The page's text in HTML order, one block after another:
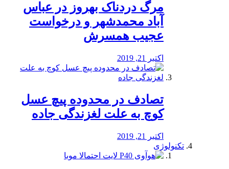
مرگ دردناک بهروز در عباس
آباد محمدشهر و درخواست
عجیب همسرش
اکتبر 21, 2019
تصادف در محدوده پیچ عسل
کوچ به علت لغزندگی جاده
اکتبر 21, 2019
تکنولوژی